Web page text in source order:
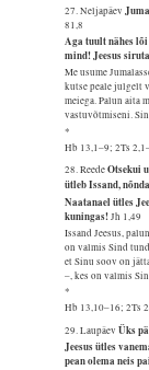
27. Neljapäev
81,8
Aga tuult nähes
mind! Jeesus
Me usume
kutse peale julgelt
meiega. Palun aita
vastuvõtmiseni.
*
Hb 13,1–9; 2Ts
28. ReedeOtsekui
ütleb Issand,
Naatanael ütles
kuningas!Jh 1,49
Issand Jeesus,
on valmis Sind
et Sinu soov on
–, kes on valmis
*
Hb 13,10–16; 2Ts
29. LaupäevÜks
Jeesus ütles
pean olema neis